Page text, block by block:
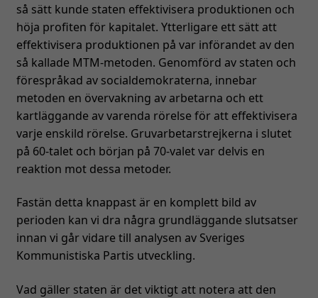
så sätt kunde staten effektivisera produktionen och
höja profiten för kapitalet. Ytterligare ett sätt att
effektivisera produktionen på var införandet av den
så kallade MTM-metoden. Genomförd av staten och
förespråkad av socialdemokraterna, innebar
metoden en övervakning av arbetarna och ett
kartläggande av varenda rörelse för att effektivisera
varje enskild rörelse. Gruvarbetarstrejkerna i slutet
på 60-talet och början på 70-valet var delvis en
reaktion mot dessa metoder.
Fastän detta knappast är en komplett bild av
perioden kan vi dra några grundläggande slutsatser
innan vi går vidare till analysen av Sveriges
Kommunistiska Partis utveckling.
Vad gäller staten är det viktigt att notera att den